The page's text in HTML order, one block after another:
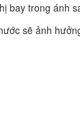
bay trong ánh
sẽ ảnh